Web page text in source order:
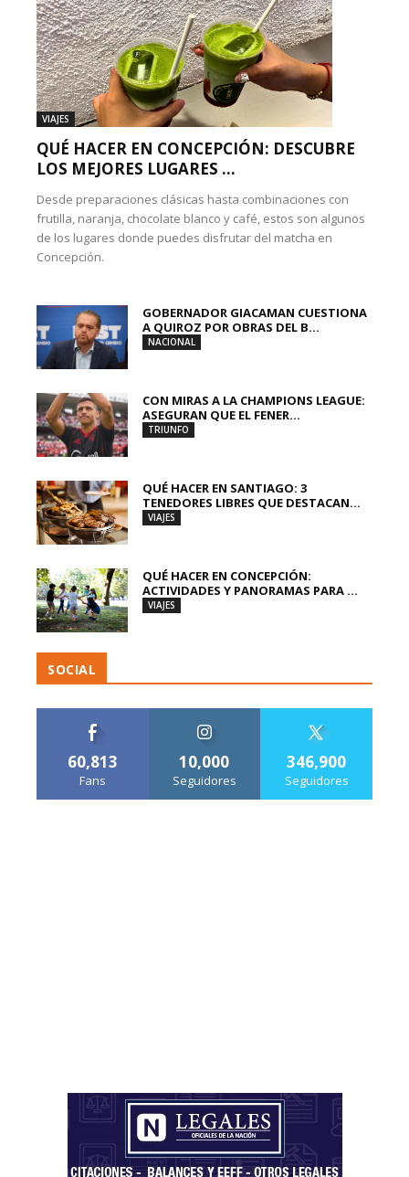
VIAJES
QUÉ HACER EN CONCEPCIÓN: DESCUBRE
LOS MEJORES LUGARES ...
Desde preparaciones clásicas hasta combinaciones con
frutilla, naranja, chocolate blanco y café, estos son algunos
de los lugares donde puedes disfrutar del matcha en
Concepción.
GOBERNADOR GIACAMAN CUESTIONA
A QUIROZ POR OBRAS DEL B...
NACIONAL
CON MIRAS A LA CHAMPIONS LEAGUE:
ASEGURAN QUE EL FENER...
TRIUNFO
QUÉ HACER EN SANTIAGO: 3
TENEDORES LIBRES QUE DESTACAN...
VIAJES
QUÉ HACER EN CONCEPCIÓN:
ACTIVIDADES Y PANORAMAS PARA ...
VIAJES
SOCIAL
60,813
Fans
10,000
Seguidores
346,900
Seguidores